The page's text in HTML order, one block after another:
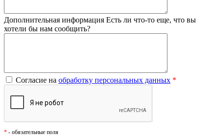
Дополнительная информация Есть ли что-то еще, что вы
хотели бы нам сообщить?
Согласие на обработку персональных данных *
* - обязательные поля